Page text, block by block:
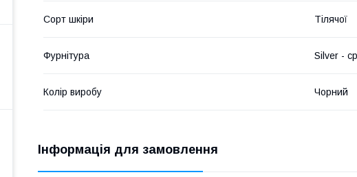
Сорт шкіри Тілячої
Фурнітура Silver -
Колір виробу Чорний
Інформація для замовлення